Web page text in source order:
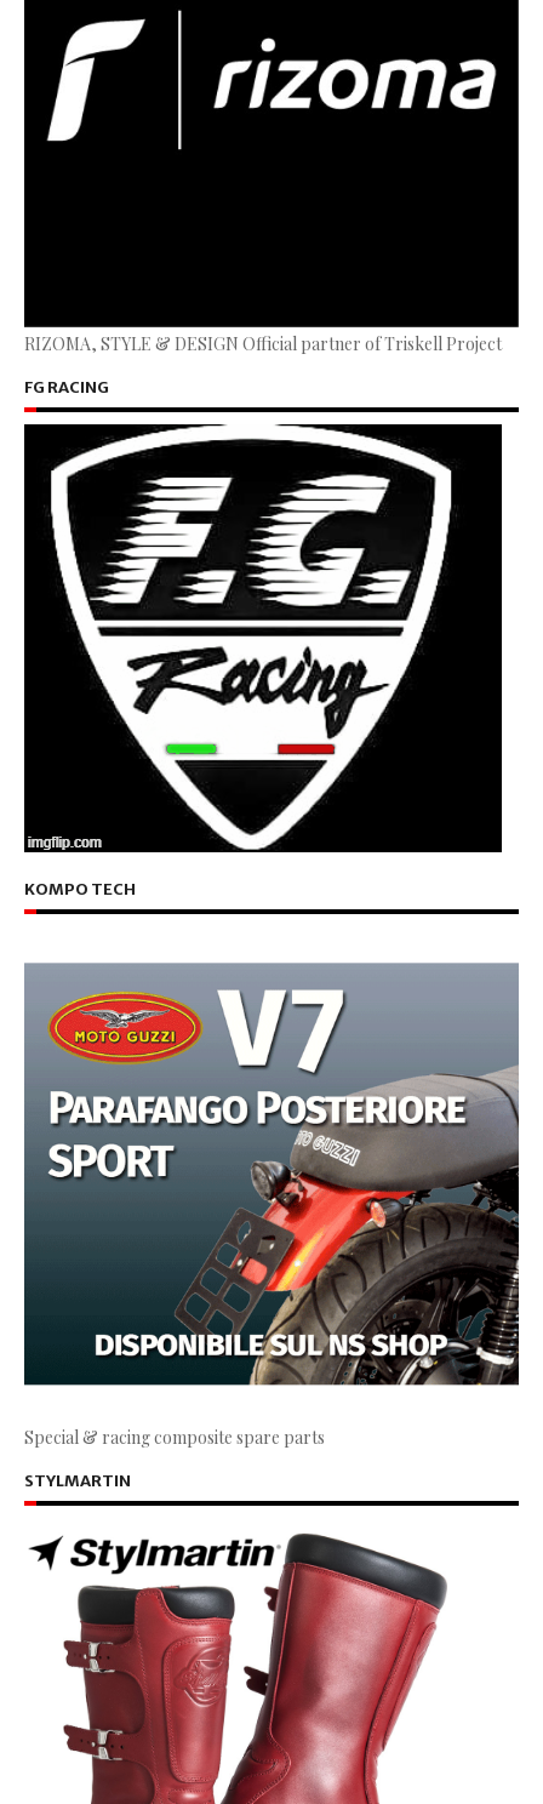
RIZOMA, STYLE & DESIGN Official partner of Triskell Project
FG RACING
KOMPO TECH
Special & racing composite spare parts
STYLMARTIN